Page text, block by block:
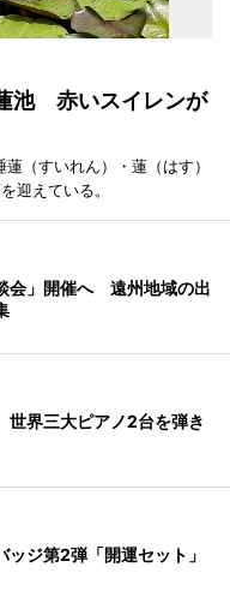
池 赤いスイレンが
（すいれん）・蓮（はす）
迎えている。
会」開催へ 遠州地域の出
界三大ピアノ2台を弾き
ジ第2弾「開運セット」